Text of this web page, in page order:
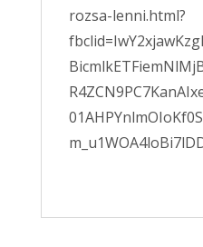
rozsa-lenni.html?